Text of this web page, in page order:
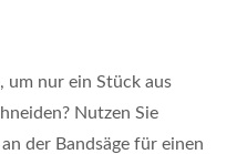
um nur ein Stück aus
Nutzen Sie
der Bandsäge für einen